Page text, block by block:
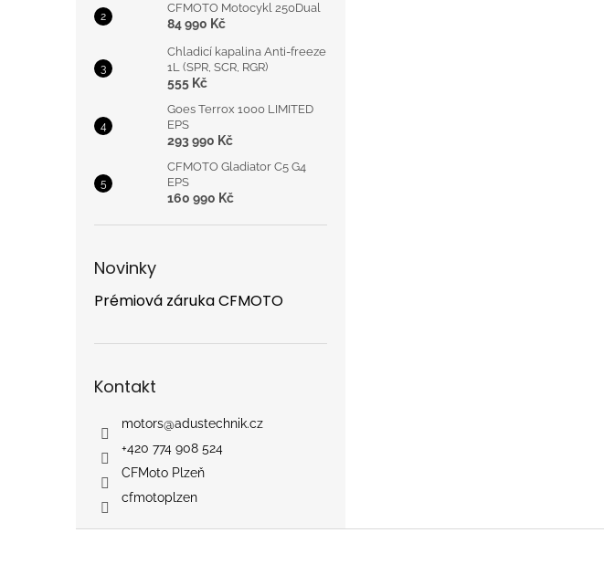
CFMOTO Motocykl 250Dual
84 990 Kč
Chladicí kapalina Anti-freeze
1L (SPR, SCR, RGR)
555 Kč
Goes Terrox 1000 LIMITED
EPS
293 990 Kč
CFMOTO Gladiator C5 G4
EPS
160 990 Kč
Novinky
Prémiová záruka CFMOTO
Kontakt
motors@adustechnik.cz
+420 774 908 524
CFMoto Plzeň
cfmotoplzen